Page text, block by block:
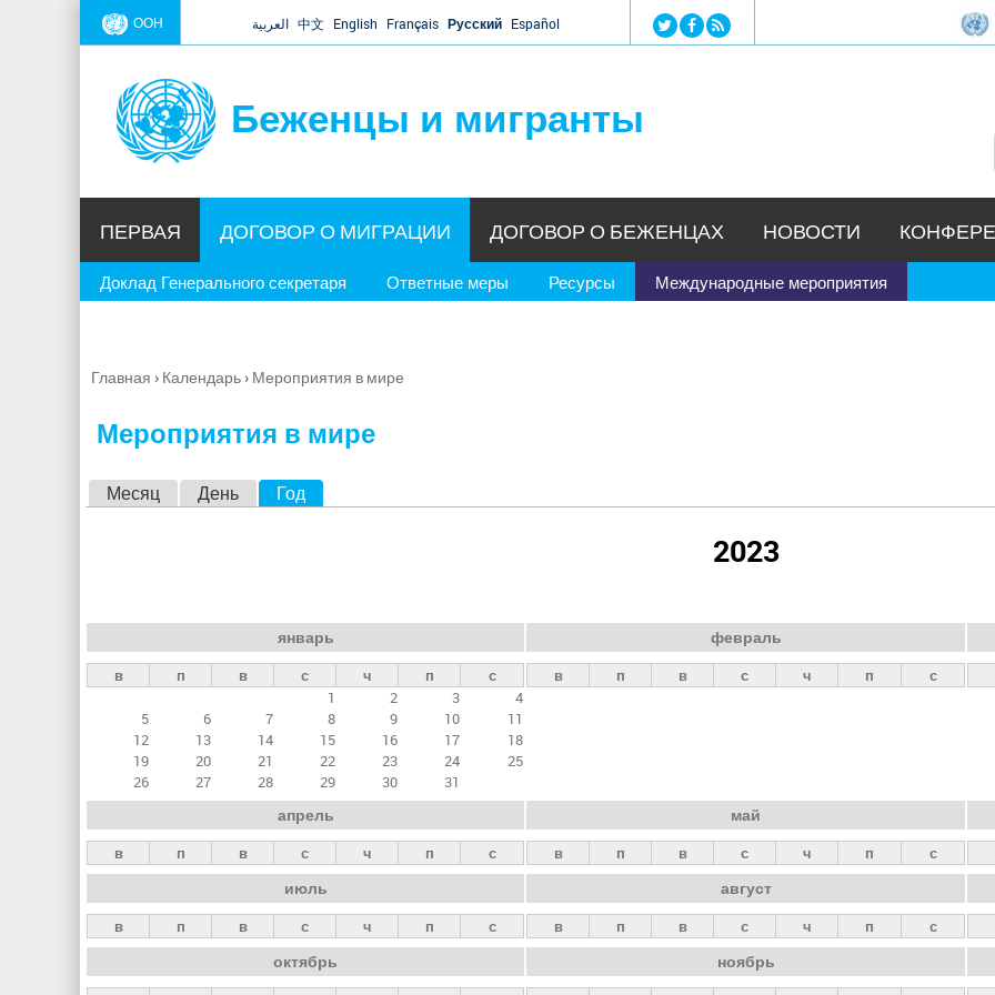
Jump to navigation
ООН العربية 中文 English Français Русский Español
Беженцы и мигранты
ПЕРВАЯ ДОГОВОР О МИГРАЦИИ
Доклад Генерального секретаря Ответные меры Ресурсы Международные мероприятия
ДОГОВОР О БЕЖЕНЦАХ НОВОСТИ
Вы
Главная › Календарь› Мероприятия в мире
Мероприятия в мире
н
ы
е
а
д
к
и
Месяц День Год
2023
январь
в п в с ч п
с
1
2 3
4
5
6 7 8 9 10
11
12
13 14 15 16 17
18
19
20 21 22 23 24
25
26
27 28 29 30 31
февраль
в п в с ч п с
апрель
в п в с ч п с
май
в п в с ч п с
июль
в п в с ч п с
август
в п в с ч п с
октябрь ноябрь